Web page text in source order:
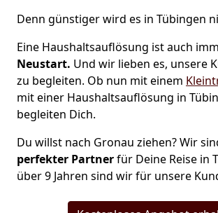
Denn günstiger wird es in Tübingen
Eine Haushaltsauflösung ist auch
Neustart. Und wir lieben es, unsere
zu begleiten. Ob nun mit einem
mit einer Haushaltsauflösung in
begleiten Dich.
Du willst nach Gronau ziehen? Wir
perfekter Partnerfür Deine Reise in
über 9 Jahren sind wir für unsere